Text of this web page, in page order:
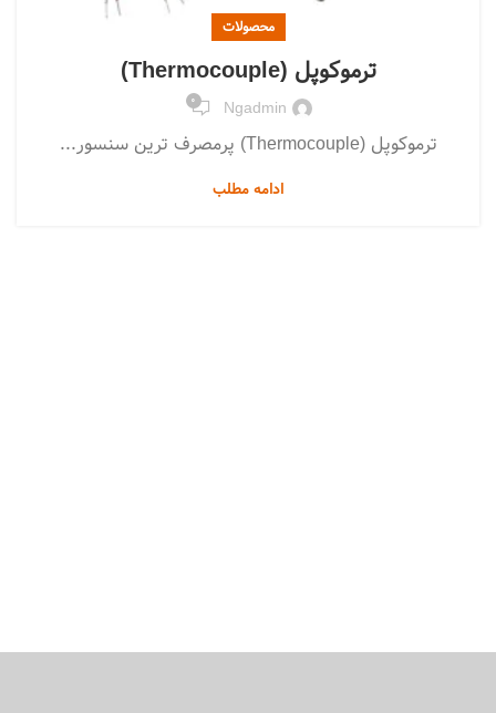
محصولات
ترموکوپل (Thermocouple)
Ngadmin
0
ترموکوپل (Thermocouple) پرمصرف ترین سنسور...
ادامه مطلب